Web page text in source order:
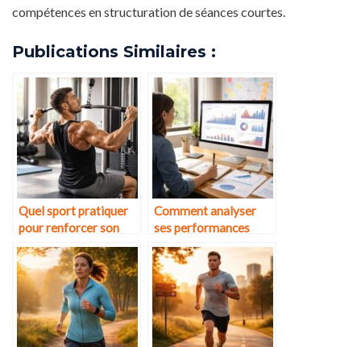
compétences en structuration de séances courtes.
Publications Similaires :
Quel sport pratiquer
pour renforcer son
dos efficacement ?
Comment analyser
ses performances
pour progresser plus
vite ?